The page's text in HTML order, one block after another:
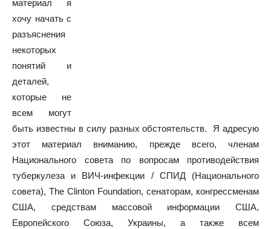
материал я
хочу начать с
разъяснения
некоторых
понятий и
деталей,
которые не
всем могут
быть известны в силу разных обстоятельств. Я адресую
этот материал вниманию, прежде всего, членам
Национального совета по вопросам противодействия
туберкулеза и ВИЧ-инфекции / СПИД (Национального
совета), The Clinton Foundation, сенаторам, конгрессменам
США, средствам массовой информации США,
Европейского Союза, Украины, а также всем